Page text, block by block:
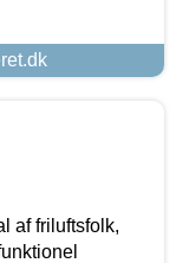
af friluftsfolk,